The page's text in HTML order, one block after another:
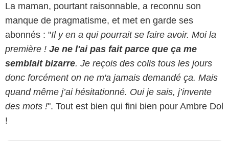
La maman, pourtant raisonnable, a reconnu son
manque de pragmatisme, et met en garde ses
abonnés : "Il y en a qui pourrait se faire avoir. Moi la
première ! Je ne l'ai pas fait parce que ça me
semblait bizarre. Je reçois des colis tous les jours
donc forcément on ne m'a jamais demandé ça. Mais
quand même j’ai hésitationné. Oui je sais, j’invente
des mots !". Tout est bien qui fini bien pour Ambre Dol
!